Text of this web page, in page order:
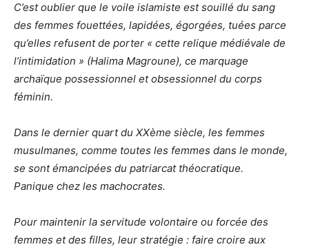
C’est oublier que le voile islamiste est souillé du sang
des femmes fouettées, lapidées, égorgées, tuées parce
qu’elles refusent de porter « cette relique médiévale de
l’intimidation » (Halima Magroune), ce marquage
archaïque possessionnel et obsessionnel du corps
féminin.
Dans le dernier quart du XXème siècle, les femmes
musulmanes, comme toutes les femmes dans le monde,
se sont émancipées du patriarcat théocratique.
Panique chez les machocrates.
Pour maintenir la servitude volontaire ou forcée des
femmes et des filles, leur stratégie : faire croire aux